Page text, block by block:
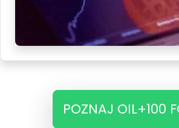
POZNAJ OIL+100